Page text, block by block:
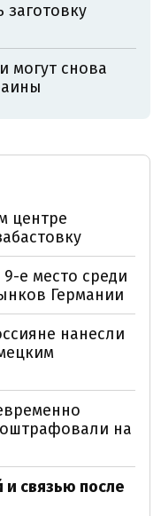
могут снова
центре
е место среди
Германии
нанесли
на
связью после